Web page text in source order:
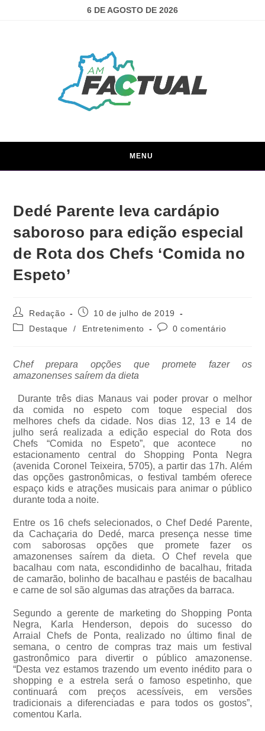
6 DE AGOSTO DE 2026
MENU
Dedé Parente leva cardápio
saboroso para edição especial
de Rota dos Chefs ‘Comida no
Espeto’
Redação
10 de julho de 2019
Destaque
/ Entretenimento 0 comentário
Chef prepara opções que promete fazer os
amazonenses saírem da dieta
Durante três dias Manaus vai poder provar o melhor
da comida no espeto com toque especial dos
melhores chefs da cidade. Nos dias 12, 13 e 14 de
julho será realizada a edição especial do Rota dos
Chefs “Comida no Espeto”, que acontece no
estacionamento central do Shopping Ponta Negra
(avenida Coronel Teixeira, 5705), a partir das 17h. Além
das opções gastronômicas, o festival também oferece
espaço kids e atrações musicais para animar o público
durante toda a noite.
Entre os 16 chefs selecionados, o Chef Dedé Parente,
da Cachaçaria do Dedé, marca presença nesse time
com saborosas opções que promete fazer os
amazonenses saírem da dieta. O Chef revela que
bacalhau com nata, escondidinho de bacalhau, fritada
de camarão, bolinho de bacalhau e pastéis de bacalhau
e carne de sol são algumas das atrações da barraca.
Segundo a gerente de marketing do Shopping Ponta
Negra, Karla Henderson, depois do sucesso do
Arraial Chefs de Ponta, realizado no último final de
semana, o centro de compras traz mais um festival
gastronômico para divertir o público amazonense.
“Desta vez estamos trazendo um evento inédito para o
shopping e a estrela será o famoso espetinho, que
continuará com preços acessíveis, em versões
tradicionais a diferenciadas e para todos os gostos”,
comentou Karla.